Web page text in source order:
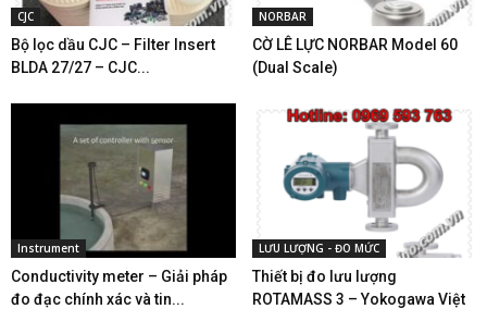
CJC
Bộ lọc dầu CJC – Filter Insert
BLDA 27/27 – CJC...
NORBAR
CỜ LÊ LỰC NORBAR Model 60
(Dual Scale)
Instrument
Conductivity meter – Giải pháp
đo đạc chính xác và tin...
LƯU LƯỢNG - ĐO MỨC
Thiết bị đo lưu lượng
ROTAMASS 3 – Yokogawa Việt